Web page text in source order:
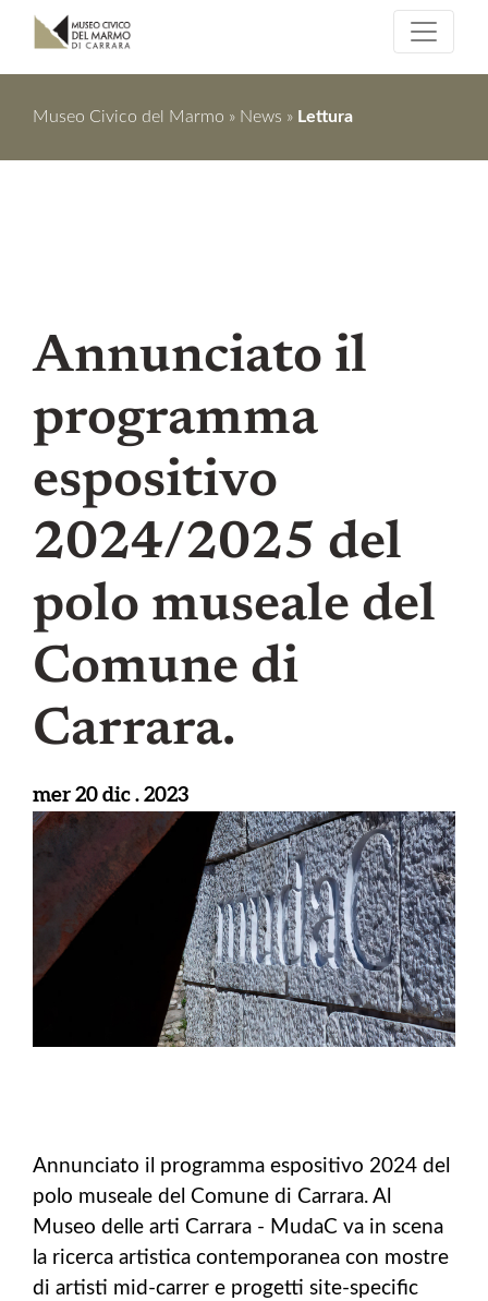
Museo Civico del Marmo » News » Lettura
Annunciato il
programma
espositivo
2024/2025 del
polo museale del
Comune di
Carrara.
mer 20 dic . 2023
Annunciato il programma espositivo 2024 del
polo museale del Comune di Carrara. Al
Museo delle arti Carrara - MudaC va in scena
la ricerca artistica contemporanea con mostre
di artisti mid-carrer e progetti site-specific